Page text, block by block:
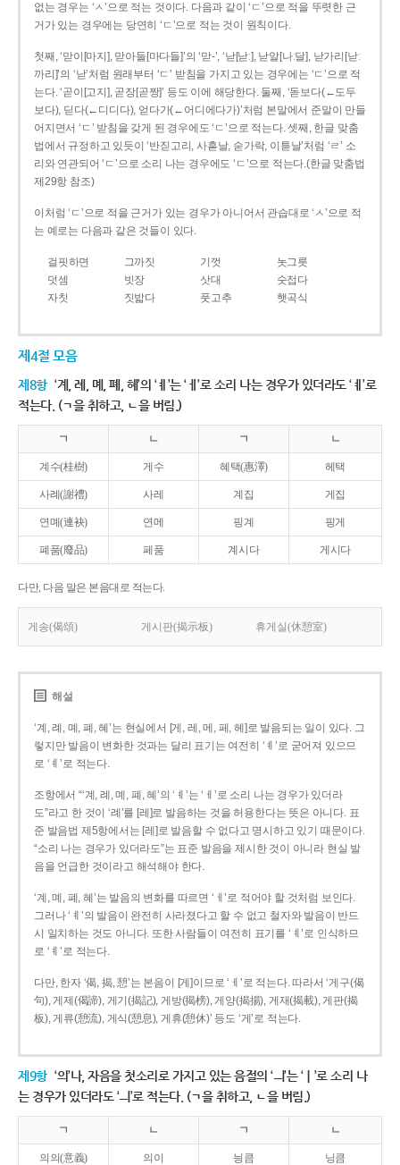
없는 경우는 ‘ㅅ’으로 적는 것이다. 다음과 같이 ‘ㄷ’으로 적을 뚜렷한 근
거가 있는 경우에는 당연히 ‘ㄷ’으로 적는 것이 원칙이다.
첫째, ‘맏이[마지], 맏아들[마다들]’의 ‘맏-’, ‘낟[낟ː], 낟알[나ː달], 낟가리[낟ː
까리]’의 ‘낟’처럼 원래부터 ‘ㄷ’ 받침을 가지고 있는 경우에는 ‘ㄷ’으로 적
는다. ‘곧이[고지], 곧장[곧짱]’ 등도 이에 해당한다. 둘째, ‘돋보다(←도두
보다), 딛다(←디디다), 얻다가(←어디에다가)’처럼 본말에서 준말이 만들
어지면서 ‘ㄷ’ 받침을 갖게 된 경우에도 ‘ㄷ’으로 적는다. 셋째, 한글 맞춤
법에서 규정하고 있듯이 ‘반짇고리, 사흗날, 숟가락, 이튿날’처럼 ‘ㄹ’ 소
리와 연관되어 ‘ㄷ’으로 소리 나는 경우에도 ‘ㄷ’으로 적는다.(한글 맞춤법
제29항 참조)
이처럼 ‘ㄷ’으로 적을 근거가 있는 경우가 아니어서 관습대로 ‘ㅅ’으로 적
는 예로는 다음과 같은 것들이 있다.
걸핏하면 그까짓 기껏
놋그릇
덧셈
빗장 삿대
숫접다
자칫
짓밟다 풋고추 햇곡식
제4절 모음
제8항 ‘계, 례, 몌, 폐, 혜’의 ‘ㅖ’는 ‘ㅔ’로 소리 나는 경우가 있더라도 ‘ㅖ’로
적는다. (ㄱ을 취하고, ㄴ을 버림.)
ㄱ ㄴ ㄱ ㄴ
계수(桂樹) 게수 혜택(惠澤) 헤택
사례(謝禮) 사레 계집 게집
연몌(連袂) 연메 핑계 핑게
폐품(廢品) 페품 계시다 게시다
다만, 다음 말은 본음대로 적는다.
게송(偈頌) 게시판(揭示板) 휴게실(休憩室)
해설
‘계, 례, 몌, 폐, 혜’는 현실에서 [게, 레, 메, 페, 헤]로 발음되는 일이 있다. 그
렇지만 발음이 변화한 것과는 달리 표기는 여전히 ‘ㅖ’로 굳어져 있으므
로 ‘ㅖ’로 적는다.
조항에서 “‘계, 례, 몌, 폐, 혜’의 ‘ㅖ’는 ‘ㅔ’로 소리 나는 경우가 있더라
도”라고 한 것이 ‘례’를 [레]로 발음하는 것을 허용한다는 뜻은 아니다. 표
준 발음법 제5항에서는 [레]로 발음할 수 없다고 명시하고 있기 때문이다.
“소리 나는 경우가 있더라도”는 표준 발음을 제시한 것이 아니라 현실 발
음을 언급한 것이라고 해석해야 한다.
‘계, 몌, 폐, 혜’는 발음의 변화를 따르면 ‘ㅔ’로 적어야 할 것처럼 보인다.
그러나 ‘ㅖ’의 발음이 완전히 사라졌다고 할 수 없고 철자와 발음이 반드
시 일치하는 것도 아니다. 또한 사람들이 여전히 표기를 ‘ㅖ’로 인식하므
로 ‘ㅖ’로 적는다.
다만, 한자 ‘偈, 揭, 憩’는 본음이 [게]이므로 ‘ㅔ’로 적는다. 따라서 ‘게구(偈
句), 게제(偈諦), 게기(揭記), 게방(揭榜), 게양(揭揚), 게재(揭載), 게판(揭
板), 게류(憩流), 게식(憩息), 게휴(憩休)’ 등도 ‘게’로 적는다.
제9항 ‘의’나, 자음을 첫소리로 가지고 있는 음절의 ‘ㅢ’는 ‘ㅣ’로 소리 나
는 경우가 있더라도 ‘ㅢ’로 적는다. (ㄱ을 취하고, ㄴ을 버림.)
ㄱ ㄴ ㄱ ㄴ
의의(意義) 의이 닁큼 닝큼